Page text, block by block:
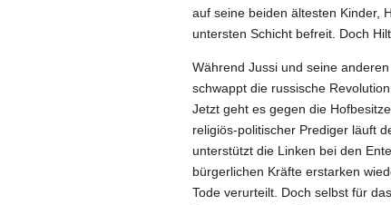
auf seine beiden ältesten Kinder,
untersten Schicht befreit. Doch
Während Jussi und seine
schwappt die russische
Jetzt geht es gegen die
religiös-politischer Prediger läuft
unterstützt die Linken bei den
bürgerlichen Kräfte erstarken
Tode verurteilt. Doch selbst für